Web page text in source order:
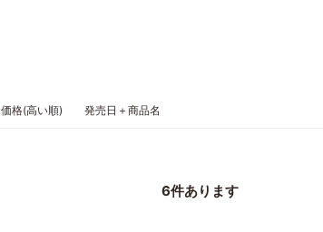
価格(高い順) 発売日＋商品名
6件あります